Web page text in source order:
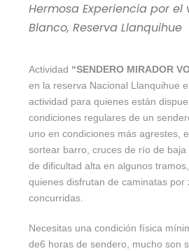
Hermosa Experiencia por el
Blanco, Reserva Llanquihue
Actividad “SENDERO MIRADOR
en la reserva Nacional Llanquihue
actividad para quienes están
condiciones regulares de un
uno en condiciones más agrestes,
sortear barro, cruces de río de
de dificultad alta en algunos
quienes disfrutan de caminatas por
concurridas.
Necesitas una condición física
de6 horas de sendero, mucho son